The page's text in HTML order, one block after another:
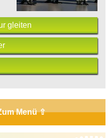
gleiten
Menü ⇧